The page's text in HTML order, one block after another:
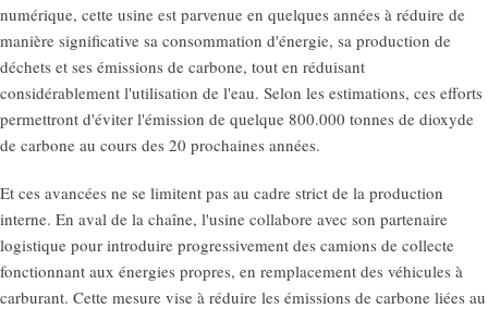
numérique, cette usine est parvenue en quelques années à réduire de
manière significative sa consommation d'énergie, sa production de
déchets et ses émissions de carbone, tout en réduisant
considérablement l'utilisation de l'eau. Selon les estimations, ces efforts
permettront d'éviter l'émission de quelque 800.000 tonnes de dioxyde
de carbone au cours des 20 prochaines années.
Et ces avancées ne se limitent pas au cadre strict de la production
interne. En aval de la chaîne, l'usine collabore avec son partenaire
logistique pour introduire progressivement des camions de collecte
fonctionnant aux énergies propres, en remplacement des véhicules à
carburant. Cette mesure vise à réduire les émissions de carbone liées au